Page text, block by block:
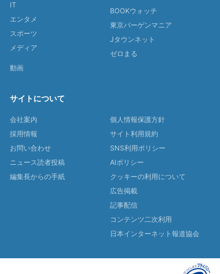
IT
エンタメ
スポーツ
メディア
動画
BOOKウォッチ
東京バーゲンマニア
Jタウンネット
ゼロまる
サイトについて
会社案内
採用情報
お問い合わせ
ニュース読者投稿
編集長からの手紙
個人情報保護方針
サイト利用規約
SNS利用ポリシー
AIポリシー
クッキーの利用について
広告掲載
記事配信
コンテンツ二次利用
日本インターネット報道協会